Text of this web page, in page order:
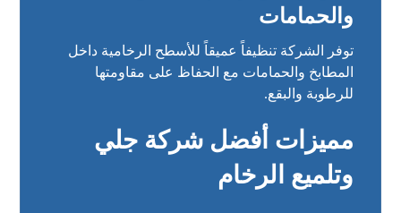
والحمامات
توفر الشركة تنظيفاً عميقاً للأسطح الرخامية داخل
المطابخ والحمامات مع الحفاظ على مقاومتها
للرطوبة والبقع.
مميزات أفضل شركة جلي
وتلميع الرخام